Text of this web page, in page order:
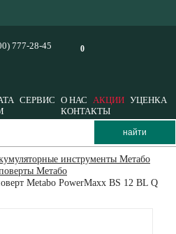
0
777-28-45
СЕРВИС О НАС АКЦИИ УЦЕНКА
КОНТАКТЫ
инструменты Метабо
Метабо
Metabo PowerMaxx BS 12 BL Q